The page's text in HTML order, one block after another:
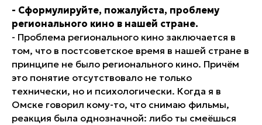
- Сформулируйте, пожалуйста, проблему
регионального кино в нашей стране.
- Проблема регионального кино заключается в
том, что в постсоветское время в нашей стране в
принципе не было регионального кино. Причём
это понятие отсутствовало не только
технически, но и психологически. Когда я в
Омске говорил кому-то, что снимаю фильмы,
реакция была однозначной: либо ты смеёшься